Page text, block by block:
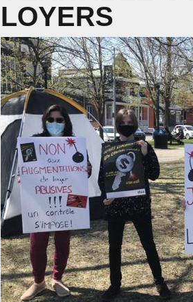
LOYERS